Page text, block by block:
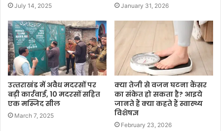
July 14, 2025 January 31, 2026
उत्‍तराखंड में अवैध मदरसों पर
बड़ी कार्रवाई, 10 मदरसों सहित
एक मस्जिद सील
March 7, 2025
क्या तेजी से वजन घटना कैंसर
का संकेत हो सकता है? आइये
जानते हैं क्या कहते हैं स्वास्थ्य
विशेषज्ञ
February 23, 2026